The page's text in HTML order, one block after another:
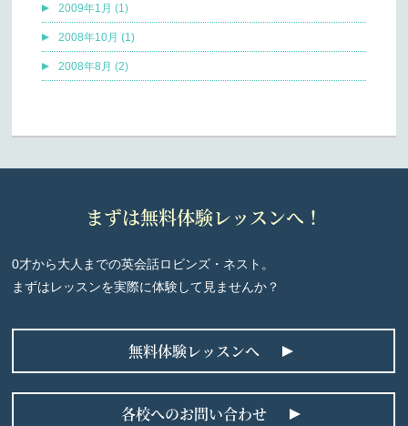
2009年1月 (1)
2008年10月 (1)
2008年8月 (2)
まずは無料体験レッスンへ！
0才から大人までの英会話ロビンズ・ネスト。
まずはレッスンを実際に体験して見ませんか？
無料体験レッスンへ
各校へのお問い合わせ